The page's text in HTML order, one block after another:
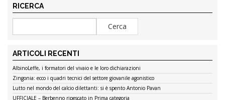
RICERCA
ARTICOLI RECENTI
AlbinoLeffe, i formatori del vivaio e le loro dichiarazioni
Zingonia: ecco i quadri tecnici del settore giovanile agonistico
Lutto nel mondo del calcio dilettanti: si è spento Antonio Pavan
UFFICIALE – Berbenno ripescato in Prima categoria